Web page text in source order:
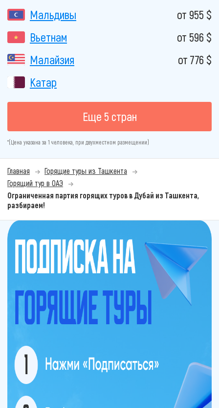
Мальдивы
от 955 $
Вьетнам
от 596 $
Малайзия
от 776 $
Катар
Еще 5 стран
*(Цена указана за 1 человека, при двухместном размещении)
Главная
Горящие туры из Ташкента
Горящий тур в ОАЭ
Ограниченная партия горящих туров в Дубай из Ташкента,
разбираем!